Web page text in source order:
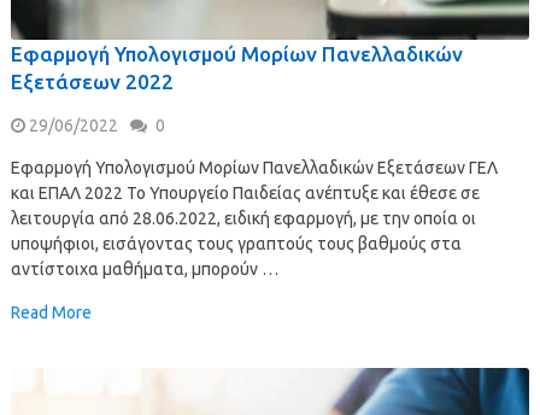
Εφαρμογή Υπολογισμού Μορίων Πανελλαδικών
Εξετάσεων 2022
29/06/2022 0
Εφαρμογή Υπολογισμού Μορίων Πανελλαδικών Εξετάσεων ΓΕΛ
και ΕΠΑΛ 2022 Το Υπουργείο Παιδείας ανέπτυξε και έθεσε σε
λειτουργία από 28.06.2022, ειδική εφαρμογή, με την οποία οι
υποψήφιοι, εισάγοντας τους γραπτούς τους βαθμούς στα
αντίστοιχα μαθήματα, μπορούν …
Read More